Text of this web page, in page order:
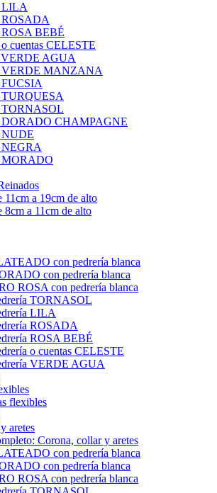
LILA
ROSADA
ROSA BEBÉ
cuentas CELESTE
VERDE AGUA
VERDE MANZANA
FUCSIA
TURQUESA
TORNASOL
DORADO CHAMPAGNE
NUDE
NEGRA
MORADO
11cm a 19cm de alto
8cm a 11cm de alto
con pedrería blanca
con pedrería blanca
ROSA con pedrería blanca
TORNASOL
LILA
ROSADA
ROSA BEBÉ
o cuentas CELESTE
VERDE AGUA
flexibles
aretes
Corona, collar y aretes
con pedrería blanca
con pedrería blanca
ROSA con pedrería blanca